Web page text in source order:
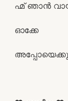
ഹ്മ് ഞാൻ
ഓക്കേ